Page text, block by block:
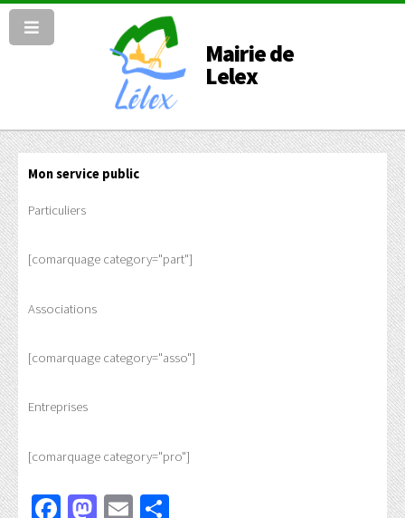
Mairie de
Lelex
Mon service public
Particuliers
[comarquage category="part"]
Associations
[comarquage category="asso"]
Entreprises
[comarquage category="pro"]
Facebook
Mastodon
Email